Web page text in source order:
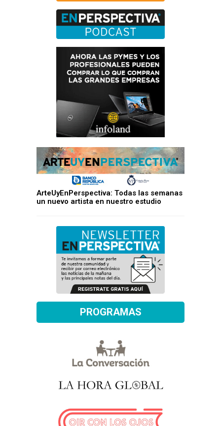
ArteUyEnPerspectiva: Todas las semanas
un nuevo artista en nuestro estudio
PROGRAMAS